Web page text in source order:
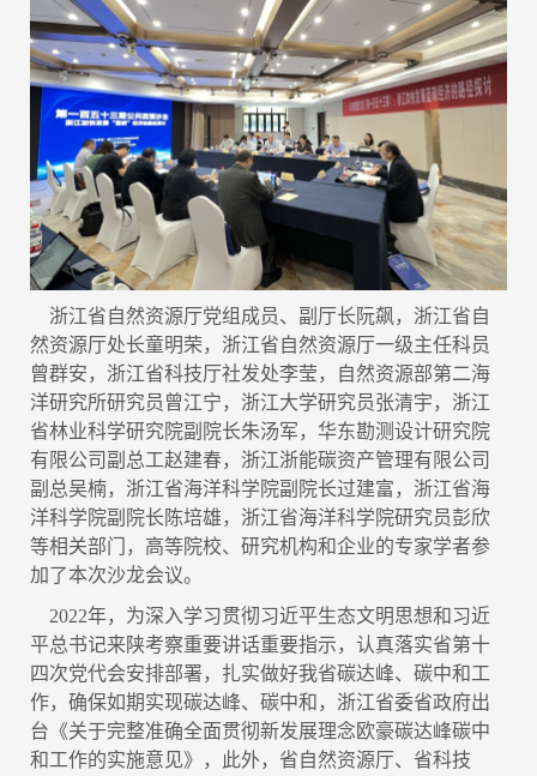
浙江省自然资源厅党组成员、副厅长阮飙，浙江省自
然资源厅处长童明荣，浙江省自然资源厅一级主任科员
曾群安，浙江省科技厅社发处李莹，自然资源部第二海
洋研究所研究员曾江宁，浙江大学研究员张清宇，浙江
省林业科学研究院副院长朱汤军，华东勘测设计研究院
有限公司副总工赵建春，浙江浙能碳资产管理有限公司
副总吴楠，浙江省海洋科学院副院长过建富，浙江省海
洋科学院副院长陈培雄，浙江省海洋科学院研究员彭欣
等相关部门，高等院校、研究机构和企业的专家学者参
加了本次沙龙会议。
2022年，为深入学习贯彻习近平生态文明思想和习近
平总书记来陕考察重要讲话重要指示，认真落实省第十
四次党代会安排部署，扎实做好我省碳达峰、碳中和工
作，确保如期实现碳达峰、碳中和，浙江省委省政府出
台《关于完整准确全面贯彻新发展理念欧豪碳达峰碳中
和工作的实施意见》，此外，省自然资源厅、省科技